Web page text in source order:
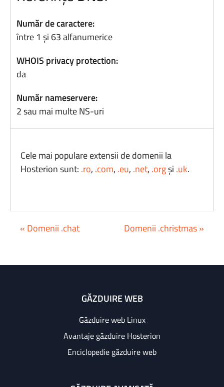
Număr de caractere:
între 1 și 63 alfanumerice
WHOIS privacy protection:
da
Număr nameservere:
2 sau mai multe NS-uri
Cele mai populare extensii de domenii la
Hosterion sunt: .ro, .com, .eu, .net, .orgși .uk.
« Domenii .chat Domenii .christmas »
GĂZDUIRE WEB
Găzduire web Linux
Avantaje găzduire Hosterion
Enciclopedie găzduire web